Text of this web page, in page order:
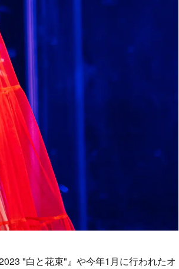
"白と花束"』や今年1月に行われたオ